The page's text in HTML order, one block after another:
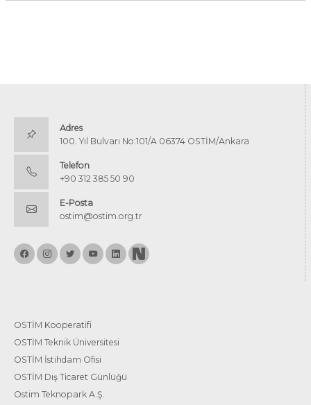
Adres
100. Yıl Bulvarı No:101/A 06374 OSTİM/Ankara
Telefon
+90 312 385 50 90
E-Posta
ostim@ostim.org.tr
OSTİM Kooperatifi
OSTİM Teknik Üniversitesi
OSTİM İstihdam Ofisi
OSTİM Dış Ticaret Günlüğü
Ostim Teknopark A.Ş.